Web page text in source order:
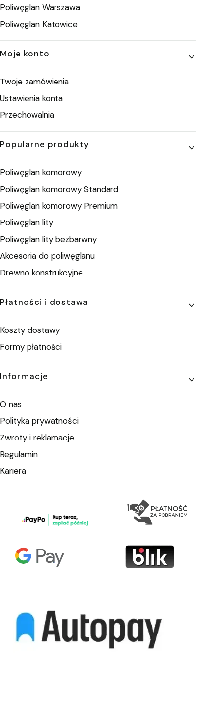
Poliwęglan Warszawa
Poliwęglan Katowice
Moje konto
Twoje zamówienia
Ustawienia konta
Przechowalnia
Popularne produkty
Poliwęglan komorowy
Poliwęglan komorowy Standard
Poliwęglan komorowy Premium
Poliwęglan lity
Poliwęglan lity bezbarwny
Akcesoria do poliwęglanu
Drewno konstrukcyjne
Płatności i dostawa
Koszty dostawy
Formy płatności
Informacje
O nas
Polityka prywatności
Zwroty i reklamacje
Regulamin
Kariera